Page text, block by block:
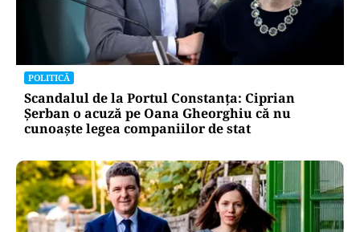
POLITICĂ
Scandalul de la Portul Constanța: Ciprian
Șerban o acuză pe Oana Gheorghiu că nu
cunoaște legea companiilor de stat